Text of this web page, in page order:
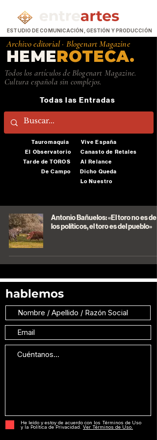
ESTUDIO DE COMUNICACIÓN, GESTIÓN Y PRODUCCIÓN
Archivo editorial · Blogenart Magazine
HEMEROTECA.
Todos los artículos de Blogenart Magazine.
Cultura española sin complejos.
Todas las Entradas
Tauromaquia
El Observatorio
Tarde de TOROS
De Campo
Vive España
Canasto de Retales
Al Relance
Dicho Queda
Lo Nuestro
Antonio Bañuelos: «El toro no es de
los políticos, el toro es del pueblo»
hablemos
He leído y estoy de acuerdo con los Términos de Uso
y la Política de Privacidad.
Ver Términos de Uso.